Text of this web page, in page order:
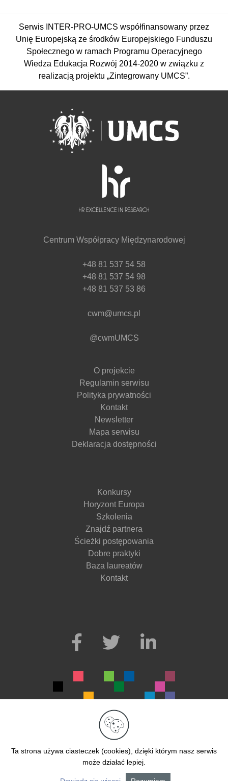
Serwis INTER-PRO-UMCS współfinansowany przez
Unię Europejską ze środków Europejskiego Funduszu
Społecznego w ramach Programu Operacyjnego
Wiedza Edukacja Rozwój 2014-2020 w związku z
realizacją projektu „Zintegrowany UMCS”.
Centrum Współpracy Międzynarodowej
+48 81 537 54 58
+48 81 537 54 98
+48 81 537 53 86
cwm@umcs.pl
@cwmUMCS
O projekcie
Regulamin serwisu
Polityka prywatności
Kontakt
Newsletter
Mapa serwisu
Deklaracja dostępności
Konkursy
Horyzont Europa
Szkolenia
Znajdź partnera
Ścieżki postępowania
Dobre praktyki
Baza laureatów
Kontakt
© 2026. Wszelkie prawa zastrzeżone. Realizacja Ad360
Ta strona używa ciasteczek (cookies), dzięki którym nasz serwis
może działać lepiej.